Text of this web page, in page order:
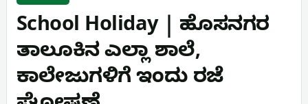
School Holiday | ಹೊಸನಗರ
ತಾಲೂಕಿನ ಎಲ್ಲಾ ಶಾಲೆ,
ಕಾಲೇಜುಗಳಿಗೆ ಇಂದು ರಜೆ